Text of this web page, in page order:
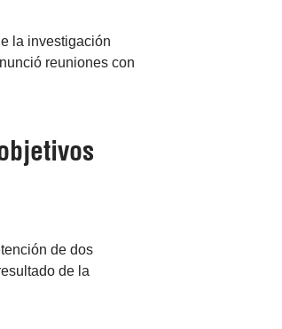
la investigación
reuniones con
de dos
de la